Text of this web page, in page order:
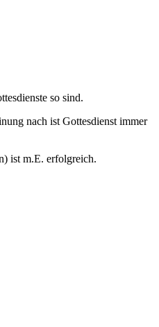
so sind.
nach ist Gottesdienst immer
ist m.E. erfolgreich.